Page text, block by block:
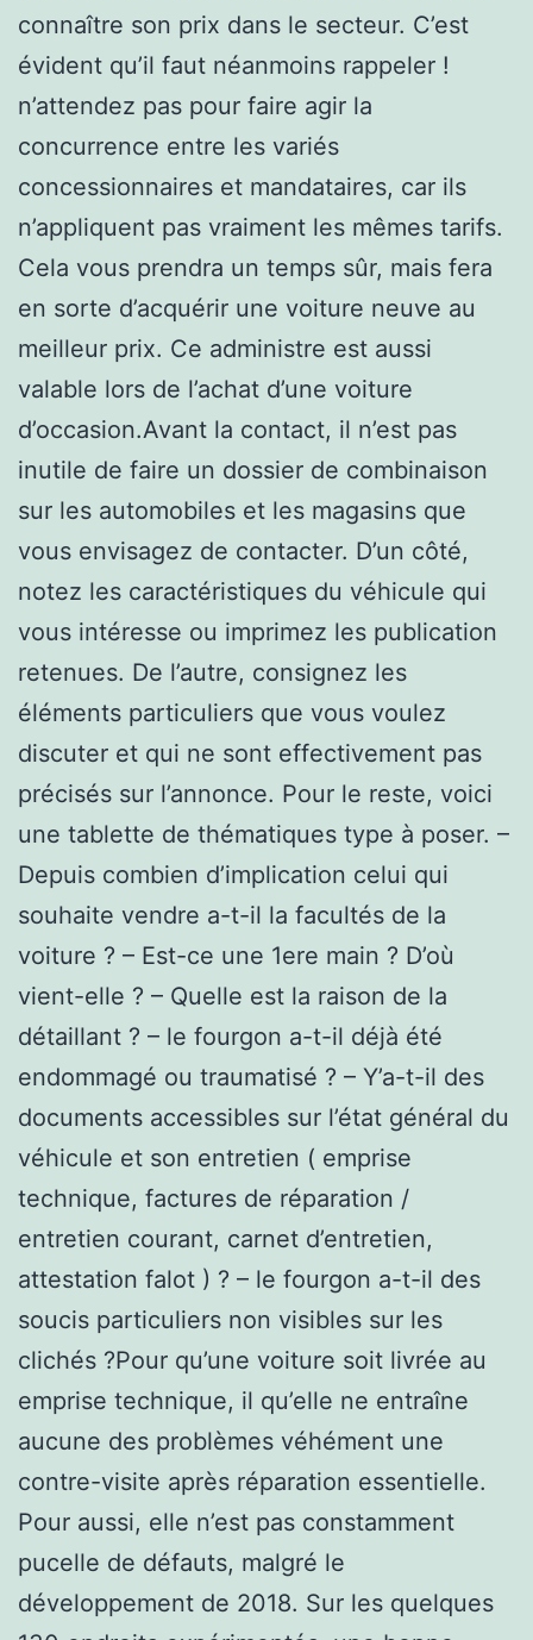
connaître son prix dans le secteur. C’est
évident qu’il faut néanmoins rappeler !
n’attendez pas pour faire agir la
concurrence entre les variés
concessionnaires et mandataires, car ils
n’appliquent pas vraiment les mêmes tarifs.
Cela vous prendra un temps sûr, mais fera
en sorte d’acquérir une voiture neuve au
meilleur prix. Ce administre est aussi
valable lors de l’achat d’une voiture
d’occasion.Avant la contact, il n’est pas
inutile de faire un dossier de combinaison
sur les automobiles et les magasins que
vous envisagez de contacter. D’un côté,
notez les caractéristiques du véhicule qui
vous intéresse ou imprimez les publication
retenues. De l’autre, consignez les
éléments particuliers que vous voulez
discuter et qui ne sont effectivement pas
précisés sur l’annonce. Pour le reste, voici
une tablette de thématiques type à poser. –
Depuis combien d’implication celui qui
souhaite vendre a-t-il la facultés de la
voiture ? – Est-ce une 1ere main ? D’où
vient-elle ? – Quelle est la raison de la
détaillant ? – le fourgon a-t-il déjà été
endommagé ou traumatisé ? – Y’a-t-il des
documents accessibles sur l’état général du
véhicule et son entretien ( emprise
technique, factures de réparation /
entretien courant, carnet d’entretien,
attestation falot ) ? – le fourgon a-t-il des
soucis particuliers non visibles sur les
clichés ?Pour qu’une voiture soit livrée au
emprise technique, il qu’elle ne entraîne
aucune des problèmes véhément une
contre-visite après réparation essentielle.
Pour aussi, elle n’est pas constamment
pucelle de défauts, malgré le
développement de 2018. Sur les quelques